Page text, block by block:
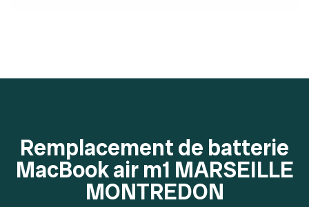
Remplacement de batterie
MacBook air m1 MARSEILLE
MONTREDON